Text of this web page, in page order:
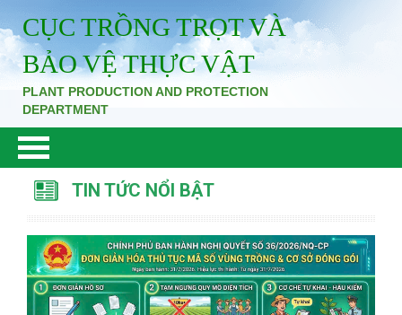
CỤC TRỒNG TRỌT VÀ
BẢO VỆ THỰC VẬT
PLANT PRODUCTION AND PROTECTION
DEPARTMENT
TIN TỨC NỔI BẬT